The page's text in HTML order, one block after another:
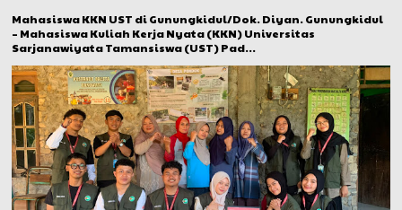
Mahasiswa KKN UST di Gunungkidul/Dok. Diyan. Gunungkidul
– Mahasiswa Kuliah Kerja Nyata (KKN) Universitas
Sarjanawiyata Tamansiswa (UST) Pad...